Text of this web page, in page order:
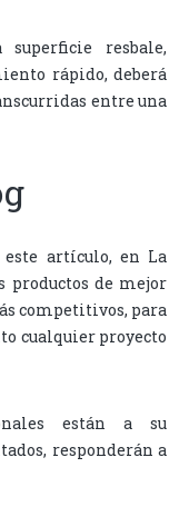
resbale,
rápido, deberá
entre una
artículo, en La
productos de mejor
competitivos, para
cualquier proyecto
están a su
responderán a